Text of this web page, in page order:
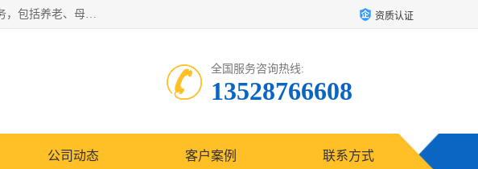
深圳市柏林家政有限公司是一家服务于深圳市民的专业家政公司。致力于为客户提供高质量、多维度的家庭服务，包括养老、母婴、月嫂育婴早教、康复理疗、家电清洗和保洁等方面的专业服务。 资质认证
全国服务咨询热线:
13528766608
公司动态 客户案例 联系方式